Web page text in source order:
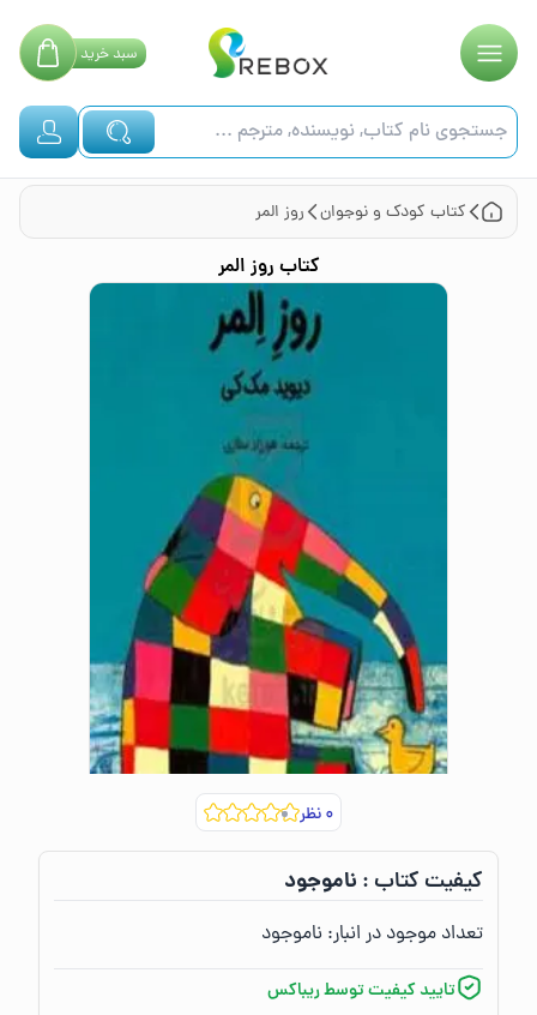
سبدخرید
کتاب کودک و نوجوان روز المر
کتاب روز المر
۰نظر
کیفیت کتاب :‌ ناموجود
تعداد موجود در انبار:‌ ناموجود
تایید کیفیت توسط ریباکس